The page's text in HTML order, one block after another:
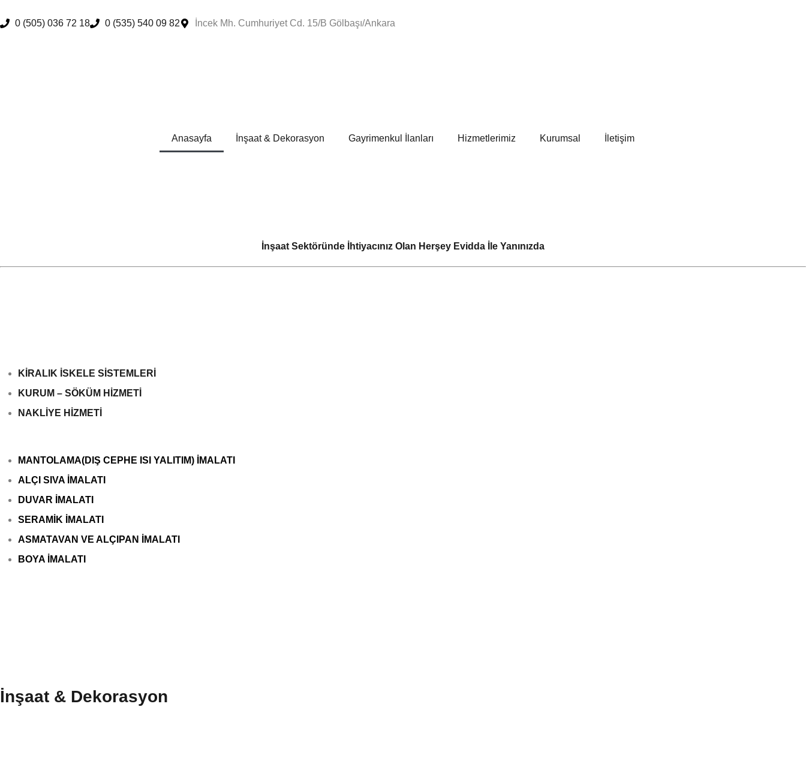
0 (505) 036 72 18 0 (535) 540 09 82 İncek Mh. Cumhuriyet Cd. 15/B Gölbaşı/Ankara
Anasayfa İnşaat & Dekorasyon Gayrimenkul İlanları Hizmetlerimiz Kurumsal İletişim
İnşaat Sektöründe İhtiyacınız Olan Herşey Evidda İle Yanınızda
KİRALIK İSKELE SİSTEMLERİ
KURUM – SÖKÜM HİZMETİ
NAKLİYE HİZMETİ
MANTOLAMA(DIŞ CEPHE ISI YALITIM) İMALATI
ALÇI SIVA İMALATI
DUVAR İMALATI
SERAMİK İMALATI
ASMATAVAN VE ALÇIPAN İMALATI
BOYA İMALATI
İnşaat & Dekorasyon